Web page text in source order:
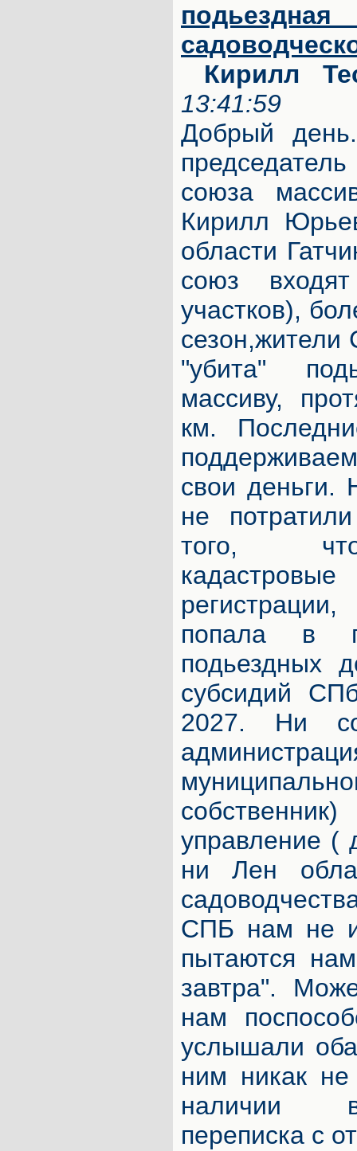
Кирилл
13:41:59
Добрый
союза
Кирилл
области
союз
участков),
"убита"
массиву,
км.
свои деньги.
не
того,
попала в
подьездных
субсидий
2027. Ни
управление (
ни Лен
СПБ нам не
пытаются
завтра".
нам
услышали
ним никак не
наличии
переписка с